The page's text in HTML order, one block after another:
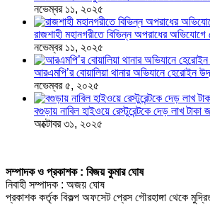
নভেম্বর ১১, ২০২৫
রাজশাহী মহানগরীতে বিভিন্ন অপরাধের
নভেম্বর ১১, ২০২৫
আরএমপি’র বোয়ালিয়া থানার অভিযানে হেরোইন
নভেম্বর ৫, ২০২৫
বগুড়ায় নাবিল হাইওয়ে রেস্টুরেন্টকে দেড় লাখ টাকা
অক্টোবর ৩১, ২০২৫
সম্পাদক ও প্রকাশক : বিজয় কুমার ঘোষ
নিবাহী সম্পাদক : অজয় ঘোষ
প্রকাশক কর্তৃক বিকল্প অফসেট প্রেস গৌরহাঙ্গা থেকে